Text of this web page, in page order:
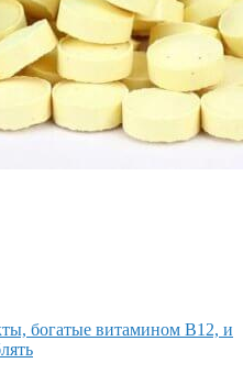
богатые витамином В12, и